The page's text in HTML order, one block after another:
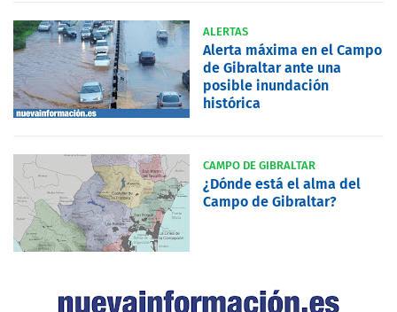
ALERTAS
Alerta máxima en el Campo
de Gibraltar ante una
posible inundación
histórica
CAMPO DE GIBRALTAR
¿Dónde está el alma del
Campo de Gibraltar?